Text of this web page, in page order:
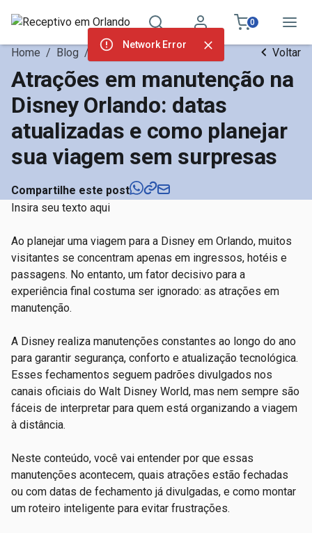
0
Home / Blog / Walt Disney World Voltar
Atrações em manutenção na
Disney Orlando: datas
atualizadas e como planejar
sua viagem sem surpresas
Compartilhe este post
Insira seu texto aqui
Ao planejar uma viagem para a Disney em Orlando, muitos
visitantes se concentram apenas em ingressos, hotéis e
passagens. No entanto, um fator decisivo para a
experiência final costuma ser ignorado: as atrações em
manutenção.
A Disney realiza manutenções constantes ao longo do ano
para garantir segurança, conforto e atualização tecnológica.
Esses fechamentos seguem padrões divulgados nos
canais oficiais do Walt Disney World, mas nem sempre são
fáceis de interpretar para quem está organizando a viagem
à distância.
Neste conteúdo, você vai entender por que essas
manutenções acontecem, quais atrações estão fechadas
ou com datas de fechamento já divulgadas, e como montar
um roteiro inteligente para evitar frustrações.
Network Error